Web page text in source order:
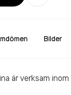
Bilder
är verksam inom